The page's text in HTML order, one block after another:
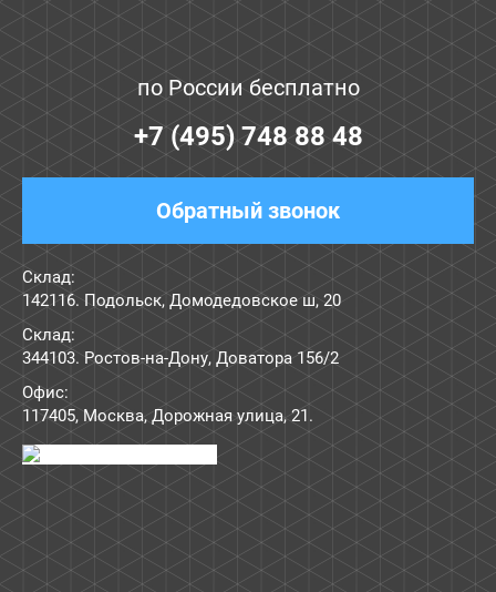
по России бесплатно
+7 (495) 748 88 48
Обратный звонок
Склад:
142116. Подольск, Домодедовское ш, 20
Склад:
344103. Ростов-на-Дону, Доватора 156/2
Офис:
117405, Москва, Дорожная улица, 21.